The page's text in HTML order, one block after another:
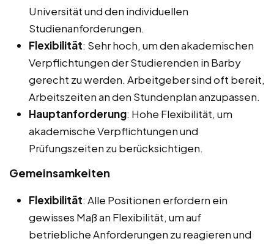
Universität und den individuellen
Studienanforderungen.
Flexibilität: Sehr hoch, um den akademischen
Verpflichtungen der Studierenden in Barby
gerecht zu werden. Arbeitgeber sind oft bereit,
Arbeitszeiten an den Stundenplan anzupassen.
Hauptanforderung: Hohe Flexibilität, um
akademische Verpflichtungen und
Prüfungszeiten zu berücksichtigen.
Gemeinsamkeiten
Flexibilität: Alle Positionen erfordern ein
gewisses Maß an Flexibilität, um auf
betriebliche Anforderungen zu reagieren und